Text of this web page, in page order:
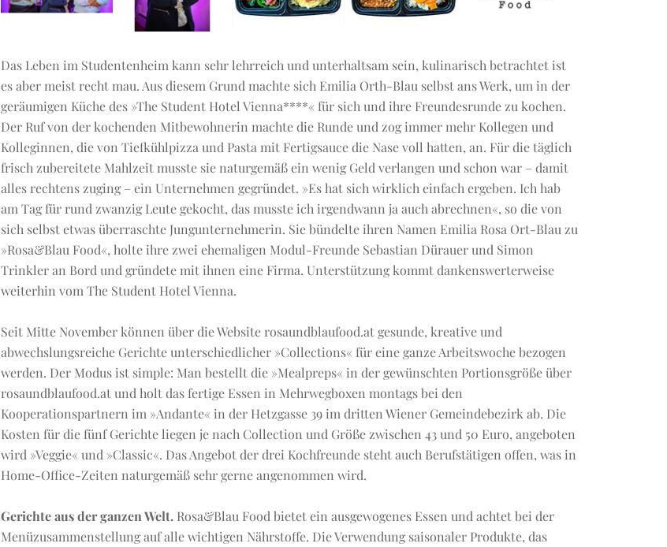
Das Leben im Studentenheim kann sehr lehrreich und unterhaltsam sein, kulinarisch betrachtet ist
es aber meist recht mau. Aus diesem Grund machte sich Emilia Orth-Blau selbst ans Werk, um in der
geräumigen Küche des »The Student Hotel Vienna****« für sich und ihre Freundesrunde zu kochen.
Der Ruf von der kochenden Mitbewohnerin machte die Runde und zog immer mehr Kollegen und
Kolleginnen, die von Tiefkühlpizza und Pasta mit Fertigsauce die Nase voll hatten, an. Für die täglich
frisch zubereitete Mahlzeit musste sie naturgemäß ein wenig Geld verlangen und schon war – damit
alles rechtens zuging – ein Unternehmen gegründet. »Es hat sich wirklich einfach ergeben. Ich hab
am Tag für rund zwanzig Leute gekocht, das musste ich irgendwann ja auch abrechnen«, so die von
sich selbst etwas überraschte Jungunternehmerin. Sie bündelte ihren Namen Emilia Rosa Ort-Blau zu
»Rosa&Blau Food«, holte ihre zwei ehemaligen Modul-Freunde Sebastian Dürauer und Simon
Trinkler an Bord und gründete mit ihnen eine Firma. Unterstützung kommt dankenswerterweise
weiterhin vom The Student Hotel Vienna.
Seit Mitte November können über die Website rosaundblaufood.at gesunde, kreative und
abwechslungsreiche Gerichte unterschiedlicher »Collections« für eine ganze Arbeitswoche bezogen
werden. Der Modus ist simple: Man bestellt die »Mealpreps« in der gewünschten Portionsgröße über
rosaundblaufood.at und holt das fertige Essen in Mehrwegboxen montags bei den
Kooperationspartnern im »Andante« in der Hetzgasse 39 im dritten Wiener Gemeindebezirk ab. Die
Kosten für die fünf Gerichte liegen je nach Collection und Größe zwischen 43 und 50 Euro, angeboten
wird »Veggie« und »Classic«. Das Angebot der drei Kochfreunde steht auch Berufstätigen offen, was in
Home-Office-Zeiten naturgemäß sehr gerne angenommen wird.
Gerichte aus der ganzen Welt.Rosa&Blau Food bietet ein ausgewogenes Essen und achtet bei der
Menüzusammenstellung auf alle wichtigen Nährstoffe. Die Verwendung saisonaler Produkte, das